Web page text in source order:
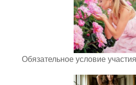
Обязательное условие